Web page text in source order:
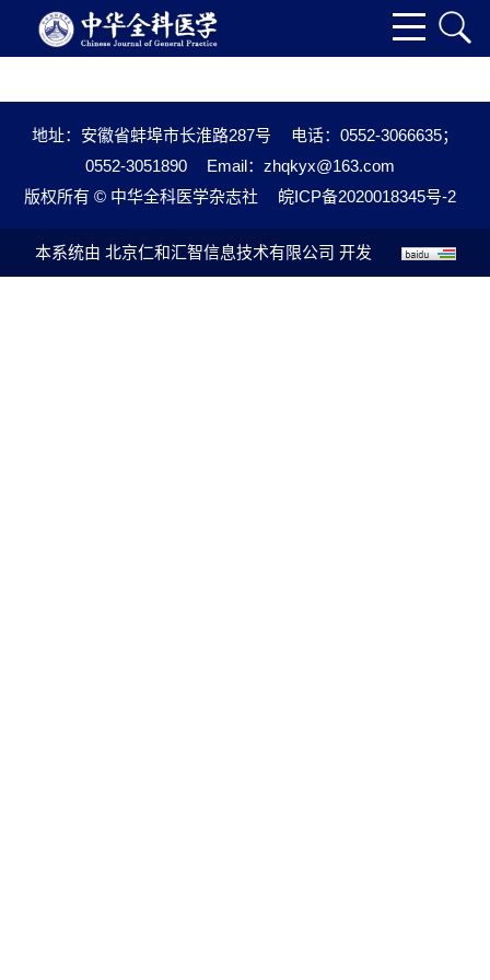
地址：安徽省蚌埠市长淮路287号
电话：0552-3066635；
0552-3051890
Email： zhqkyx@163.com
版权所有 © 中华全科医学杂志社
皖ICP备2020018345号-2
本系统由 北京仁和汇智信息技术有限公司 开发